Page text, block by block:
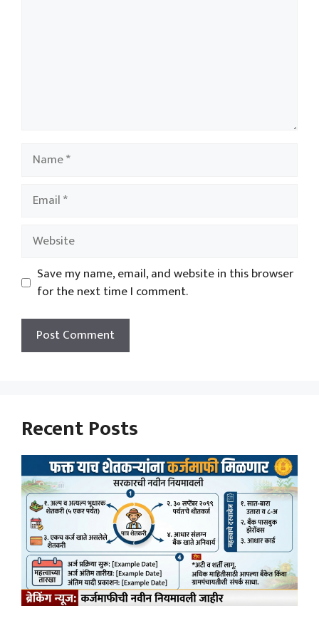
Name
Email
Website
Save my name, email, and website in this browser
for the next time I comment.
Recent Posts